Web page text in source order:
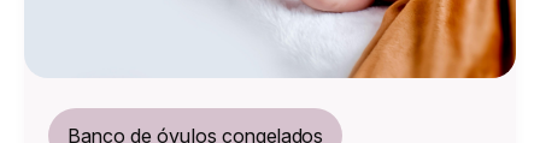
Banco de óvulos congelados